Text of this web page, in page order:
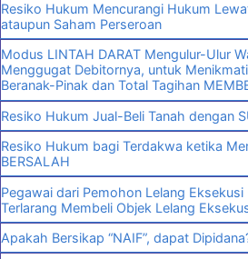
Resiko Hukum Mencurangi Hukum
ataupun Saham Perseroan
Modus LINTAH DARAT Mengulur-Ulur
Menggugat Debitornya, untuk
Beranak-Pinak dan Total Tagihan
Resiko Hukum Jual-Beli Tanah dengan
Resiko Hukum bagi Terdakwa ketika
BERSALAH
Pegawai dari Pemohon Lelang
Terlarang Membeli Objek Lelang
Apakah Bersikap “NAIF”, dapat